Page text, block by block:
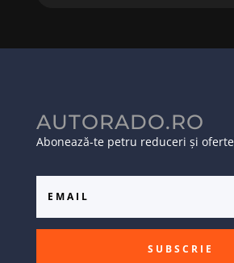
AUTORADO.RO
Abonează-te petru reduceri și
SUBSCRIE